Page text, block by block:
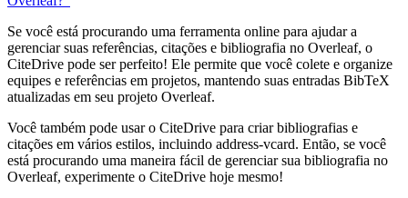
Se você está procurando uma ferramenta online para ajudar a
gerenciar suas referências, citações e bibliografia no Overleaf, o
CiteDrive pode ser perfeito! Ele permite que você colete e organize
equipes e referências em projetos, mantendo suas entradas BibTeX
atualizadas em seu projeto Overleaf.
Você também pode usar o CiteDrive para criar bibliografias e
citações em vários estilos, incluindo address-vcard. Então, se você
está procurando uma maneira fácil de gerenciar sua bibliografia no
Overleaf, experimente o CiteDrive hoje mesmo!